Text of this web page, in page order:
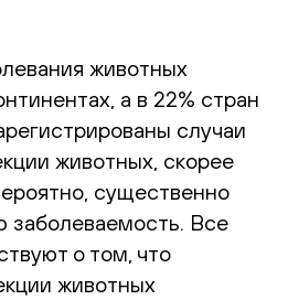
животных
а в 22% стран
случаи
животных, скорее
существенно
заболеваемость. Все
о том, что
животных